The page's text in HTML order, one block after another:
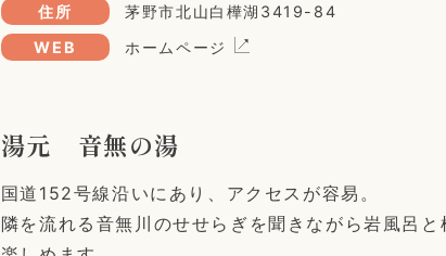
住所
茅野市北山白樺湖3419-84
WEB
ホームページ
湯元 音無の湯
国道152号線沿いにあり、アクセスが容易。
隣を流れる音無川のせせらぎを聞きながら岩風呂と